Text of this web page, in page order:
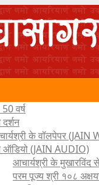
50 वर्ष
के वॉलपेपर (JAIN
(JAIN AUDIO)
आचार्यश्री के मुखारविंद
परम पूज्य श्री १०८